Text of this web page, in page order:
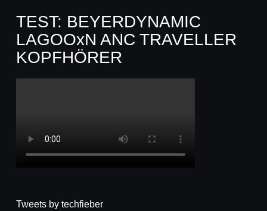
TEST: BEYERDYNAMIC
LAGOOxN ANC TRAVELLER
KOPFHÖRER
Tweets by techfieber